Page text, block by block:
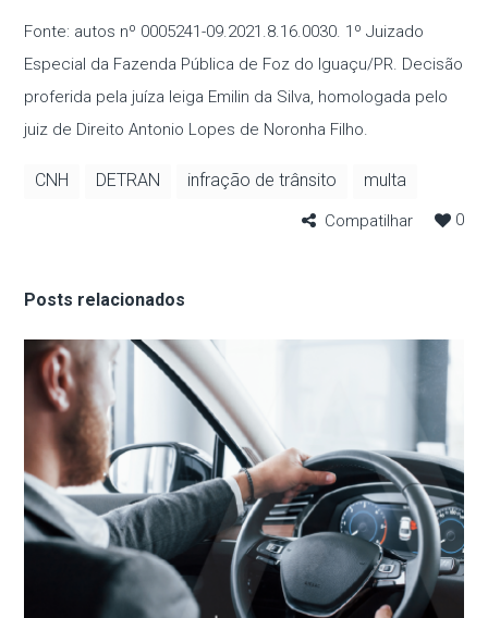
Fonte: autos nº 0005241-09.2021.8.16.0030. 1º Juizado
Especial da Fazenda Pública de Foz do Iguaçu/PR. Decisão
proferida pela juíza leiga Emilin da Silva, homologada pelo
juiz de Direito Antonio Lopes de Noronha Filho.
CNH DETRAN infração de trânsito multa
Compatilhar 0
Posts relacionados